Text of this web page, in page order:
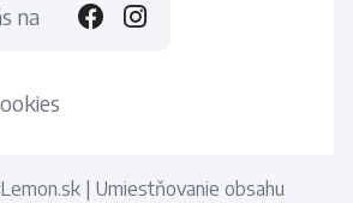
na
| Umiestňovanie obsahu